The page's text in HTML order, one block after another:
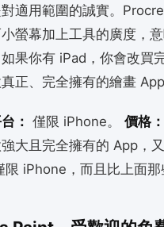
適用範圍的誠實。
螢幕加上工具的廣度，
果你有 iPad，你會改買
正、完全擁有的繪畫
： 僅限 iPhone。 價格：
大且完全擁有的 App，
限 iPhone，而且比上面那